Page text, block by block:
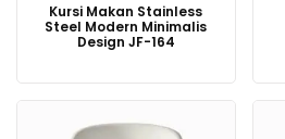
Kursi Makan Stainless
Steel Modern Minimalis
Design JF-164